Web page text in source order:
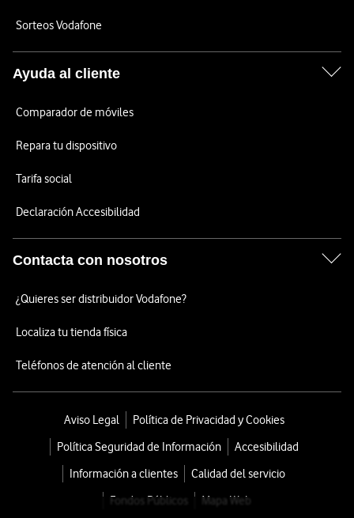
Sorteos Vodafone
Ayuda al cliente
Comparador de móviles
Repara tu dispositivo
Tarifa social
Declaración Accesibilidad
Contacta con nosotros
¿Quieres ser distribuidor Vodafone?
Localiza tu tienda física
Teléfonos de atención al cliente
Aviso Legal
Política de Privacidad y Cookies
Política Seguridad de Información
Accesibilidad
Información a clientes
Calidad del servicio
Fondos Públicos
Mapa Web